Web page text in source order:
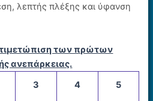
λεπτής πλέξης και ύφανση
των πρώτων
ανεπάρκειας.
3 4 5